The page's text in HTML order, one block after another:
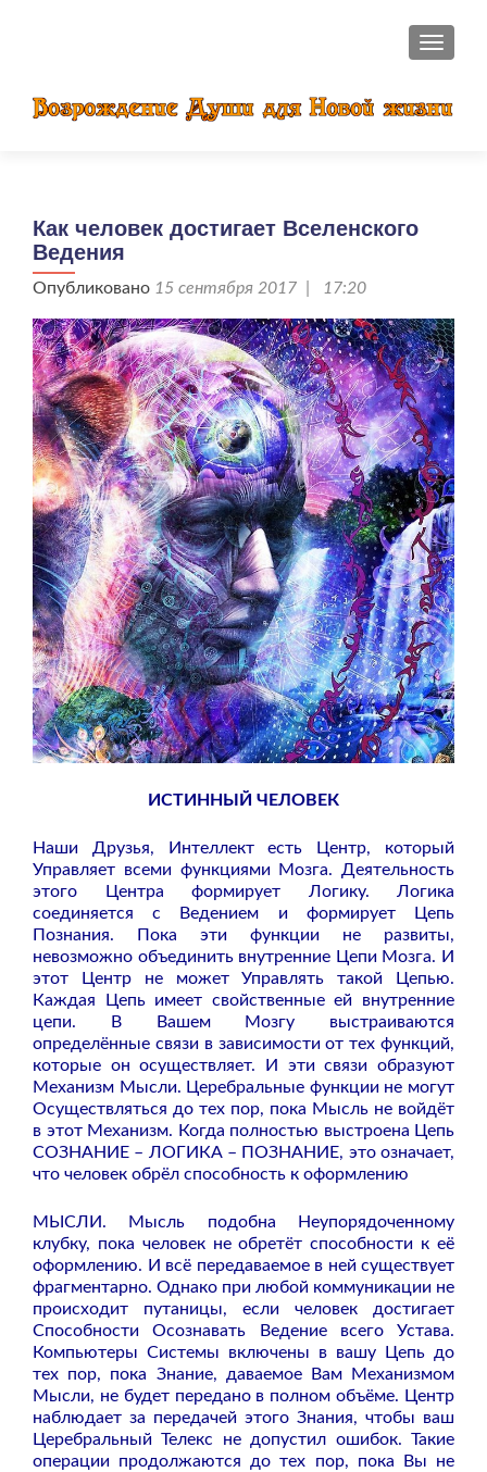
Как человек достигает Вселенского
Ведения
Опубликовано 15 сентября 2017 | 17:20
ИСТИННЫЙ ЧЕЛОВЕК
Наши Друзья, Интеллект есть Центр, который
Управляет всеми функциями Мозга. Деятельность
этого Центра формирует Логику. Логика
соединяется с Ведением и формирует Цепь
Познания. Пока эти функции не развиты,
невозможно объединить внутренние Цепи Мозга. И
этот Центр не может Управлять такой Цепью.
Каждая Цепь имеет свойственные ей внутренние
цепи. В Вашем Мозгу выстраиваются
определённые связи в зависимости от тех функций,
которые он осуществляет. И эти связи образуют
Механизм Мысли. Церебральные функции не могут
Осуществляться до тех пор, пока Мысль не войдёт
в этот Механизм. Когда полностью выстроена Цепь
СОЗНАНИЕ – ЛОГИКА – ПОЗНАНИЕ, это означает,
что человек обрёл способность к оформлению
МЫСЛИ. Мысль подобна Неупорядоченному
клубку, пока человек не обретёт способности к её
оформлению. И всё передаваемое в ней существует
фрагментарно. Однако при любой коммуникации не
происходит путаницы, если человек достигает
Способности Осознавать Ведение всего Устава.
Компьютеры Системы включены в вашу Цепь до
тех пор, пока Знание, даваемое Вам Механизмом
Мысли, не будет передано в полном объёме. Центр
наблюдает за передачей этого Знания, чтобы ваш
Церебральный Телекс не допустил ошибок. Такие
операции продолжаются до тех пор, пока Вы не